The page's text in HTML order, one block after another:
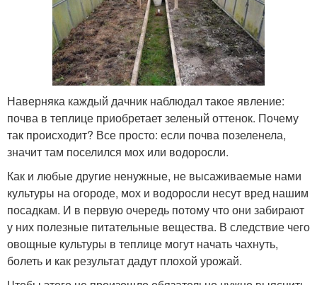
Наверняка каждый дачник наблюдал такое явление:
почва в теплице приобретает зеленый оттенок. Почему
так происходит? Все просто: если почва позеленела,
значит там поселился мох или водоросли.
Как и любые другие ненужные, не высаживаемые нами
культуры на огороде, мох и водоросли несут вред нашим
посадкам. И в первую очередь потому что они забирают
у них полезные питательные вещества. В следствие чего
овощные культуры в теплице могут начать чахнуть,
болеть и как результат дадут плохой урожай.